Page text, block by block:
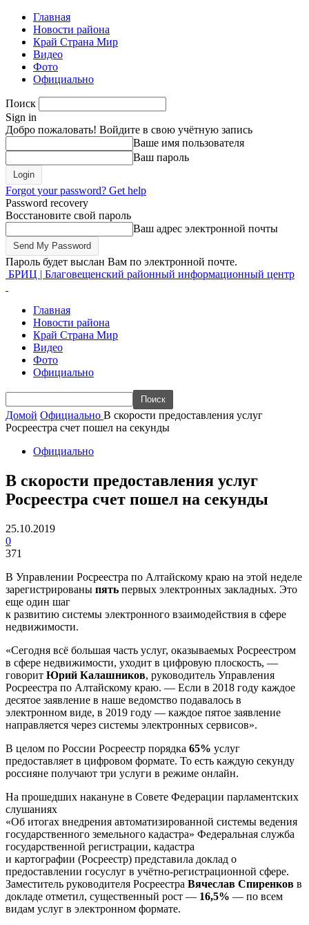
Главная
Новости района
Край Страна Мир
Видео
Фото
Официально
Поиск
Sign in
Добро пожаловать! Войдите в свою учётную запись
Ваше имя пользователя
Ваш пароль
Forgot your password? Get help
Password recovery
Восстановите свой пароль
Ваш адрес электронной почты
Пароль будет выслан Вам по электронной почте.
БРИЦ | Благовещенский районный информационный центр
Главная
Новости района
Край Страна Мир
Видео
Фото
Официально
Домой Официально В скорости предоставления услуг
Росреестра счет пошел на секунды
Официально
В скорости предоставления услуг
Росреестра счет пошел на секунды
25.10.2019
0
371
В Управлении Росреестра по Алтайскому краю на этой неделе
зарегистрированы пять первых электронных закладных. Это
еще один шаг
к развитию системы электронного взаимодействия в сфере
недвижимости.
«Сегодня всё большая часть услуг, оказываемых Росреестром
в сфере недвижимости, уходит в цифровую плоскость, —
говорит Юрий Калашников, руководитель Управления
Росреестра по Алтайскому краю. — Если в 2018 году каждое
десятое заявление в наше ведомство подавалось в
электронном виде, в 2019 году — каждое пятое заявление
направляется через системы электронных сервисов».
В целом по России Росреестр порядка 65% услуг
предоставляет в цифровом формате. То есть каждую секунду
россияне получают три услуги в режиме онлайн.
На прошедших накануне в Совете Федерации парламентских
слушаниях
«Об итогах внедрения автоматизированной системы ведения
государственного земельного кадастра» Федеральная служба
государственной регистрации, кадастра
и картографии (Росреестр) представила доклад о
предоставлении госуслуг в учётно-регистрационной сфере.
Заместитель руководителя Росреестра Вячеслав Спиренков в
докладе отметил, существенный рост — 16,5% — по всем
видам услуг в электронном формате.